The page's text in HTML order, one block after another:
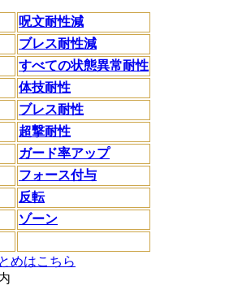
呪文耐性減
ブレス耐性減
すべての状態異常耐性
体技耐性
ブレス耐性
超撃耐性
ガード率アップ
フォース付与
反転
ゾーン
めはこちら